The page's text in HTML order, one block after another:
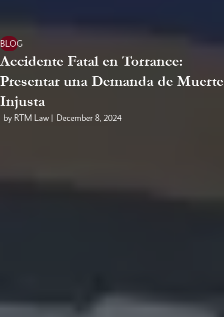
BLOG
Accidente Fatal en Torrance:
Presentar una Demanda de Muerte
Injusta
by RTM Law | December 8, 2024